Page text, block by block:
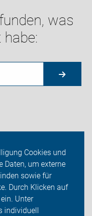
Cookies und
Daten, um externe
sowie für
Durch Klicken auf
ein. Unter
individuell
was